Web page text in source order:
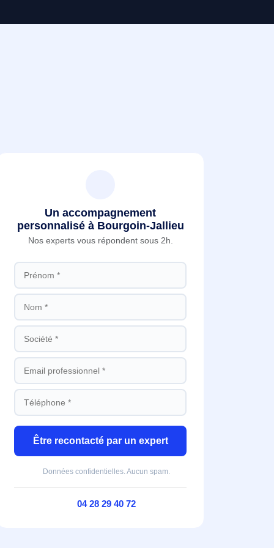
Un accompagnement
personnalisé à Bourgoin-Jallieu
Nos experts vous répondent sous 2h.
Être recontacté par un expert
Données confidentielles. Aucun spam.
04 28 29 40 72